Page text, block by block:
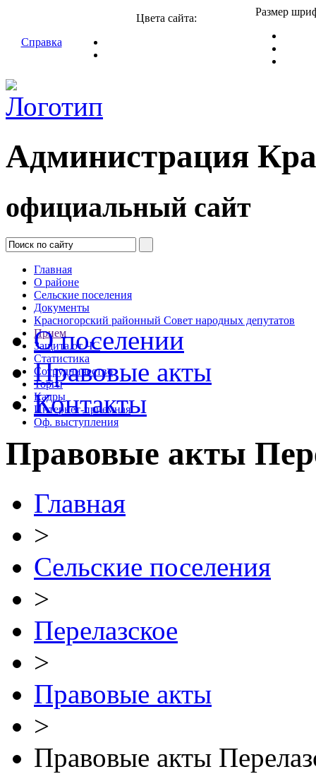
Справка
Цвета сайта:
Размер
Администрация
официальный сайт
Главная
О районе
Сельские поселения
Документы
Красногорский районный Совет народных депутатов
Прием
Защита от ЧС
Статистика
Сотрудничество
Торги
Кадры
Интернет-приемная
Оф. выступления
О поселении
Правовые акты
Контакты
Правовые акты
Главная
>
Сельские поселения
>
Перелазское
>
Правовые акты
>
Правовые акты